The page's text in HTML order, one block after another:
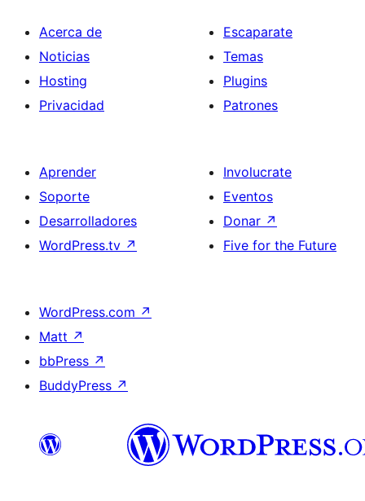
Acerca de
Noticias
Hosting
Privacidad
Escaparate
Temas
Plugins
Patrones
Aprender
Soporte
Desarrolladores
WordPress.tv ↗
Involucrate
Eventos
Donar ↗
Five for the Future
WordPress.com ↗
Matt ↗
bbPress ↗
BuddyPress ↗